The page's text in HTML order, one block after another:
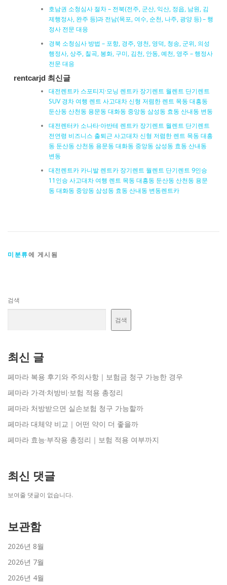
호남권 소청심사 절차 – 전북(전주, 군산, 익산, 정읍, 남원, 김
제행정사, 완주 등)과 전남(목포, 여수, 순천, 나주, 광양 등) – 행
정사 전문 대응
경북 소청심사 방법 – 포항, 경주, 영천, 영덕, 청송, 군위, 의성
행정사, 상주, 칠곡, 봉화, 구미, 김천, 안동, 예천, 영주 – 행정사
전문 대응
rentcarjd 최신글
대전렌트카 스포티지·모닝 렌트카 장기렌트 월렌트 단기렌트
SUV 경차 여행 렌트 사고대차 신형 저렴한 렌트 목동 대흥동
둔산동 산천동 용문동 대화동 중앙동 삼성동 효동 산내동 변동
대전렌터카 소나타·아반테 렌트카 장기렌트 월렌트 단기렌트
전연령 비즈니스 출퇴근 사고대차 신형 저렴한 렌트 목동 대흥
동 둔산동 산천동 용문동 대화동 중앙동 삼성동 효동 산내동
변동
대전렌트카 카니발 렌트카 장기렌트 월렌트 단기렌트 9인승
11인승 사고대차 여행 렌트 목동 대흥동 둔산동 산천동 용문
동 대화동 중앙동 삼성동 효동 산내동 변동렌트카
미분류에 게시됨
검색
검색
최신 글
페마라 복용 후기와 주의사항｜보험금 청구 가능한 경우
페마라 가격·처방비·보험 적용 총정리
페마라 처방받으면 실손보험 청구 가능할까
페마라 대체약 비교｜어떤 약이 더 좋을까
페마라 효능·부작용 총정리｜보험 적용 여부까지
최신 댓글
보여줄 댓글이 없습니다.
보관함
2026년 8월
2026년 7월
2026년 4월